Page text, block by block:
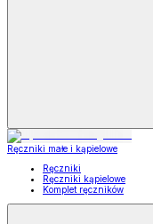
Ręczniki małe i kąpielowe
Ręczniki
Ręczniki kąpielowe
Komplet ręczników